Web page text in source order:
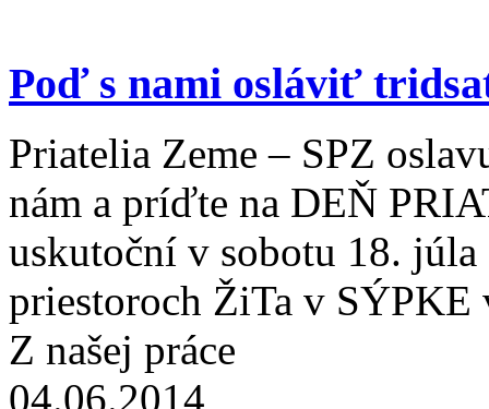
Poď s nami osláviť
Priatelia Zeme – SPZ
nám a príďte na DEŇ
uskutoční v sobotu 18.
priestoroch ŽiTa v
Z našej práce
04.06.2014